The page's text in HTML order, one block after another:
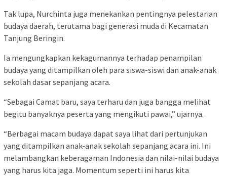
Tak lupa, Nurchinta juga menekankan pentingnya pelestarian
budaya daerah, terutama bagi generasi muda di Kecamatan
Tanjung Beringin.
Ia mengungkapkan kekagumannya terhadap penampilan
budaya yang ditampilkan oleh para siswa-siswi dan anak-anak
sekolah dasar sepanjang acara.
“Sebagai Camat baru, saya terharu dan juga bangga melihat
begitu banyaknya peserta yang mengikuti pawai,” ujarnya.
“Berbagai macam budaya dapat saya lihat dari pertunjukan
yang ditampilkan anak-anak sekolah sepanjang acara ini. Ini
melambangkan keberagaman Indonesia dan nilai-nilai budaya
yang harus kita jaga. Momentum seperti ini harus kita